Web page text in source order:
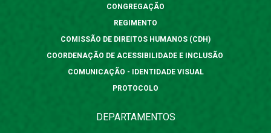
CONGREGAÇÃO
REGIMENTO
COMISSÃO DE DIREITOS HUMANOS (CDH)
COORDENAÇÃO DE ACESSIBILIDADE E INCLUSÃO
COMUNICAÇÃO - IDENTIDADE VISUAL
PROTOCOLO
DEPARTAMENTOS